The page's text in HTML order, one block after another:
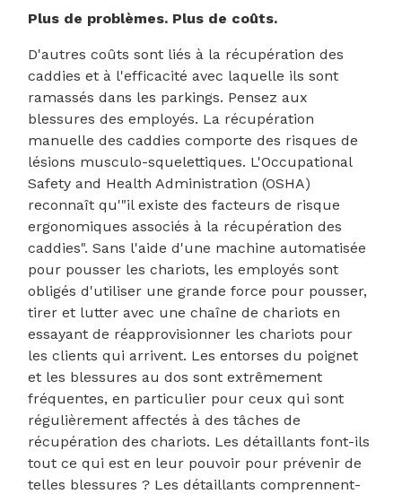
Plus de problèmes. Plus de coûts.
D'autres coûts sont liés à la récupération des
caddies et à l'efficacité avec laquelle ils sont
ramassés dans les parkings. Pensez aux
blessures des employés. La récupération
manuelle des caddies comporte des risques de
lésions musculo-squelettiques. L'Occupational
Safety and Health Administration (OSHA)
reconnaît qu'"il existe des facteurs de risque
ergonomiques associés à la récupération des
caddies". Sans l'aide d'une machine automatisée
pour pousser les chariots, les employés sont
obligés d'utiliser une grande force pour pousser,
tirer et lutter avec une chaîne de chariots en
essayant de réapprovisionner les chariots pour
les clients qui arrivent. Les entorses du poignet
et les blessures au dos sont extrêmement
fréquentes, en particulier pour ceux qui sont
régulièrement affectés à des tâches de
récupération des chariots. Les détaillants font-ils
tout ce qui est en leur pouvoir pour prévenir de
telles blessures ? Les détaillants comprennent-